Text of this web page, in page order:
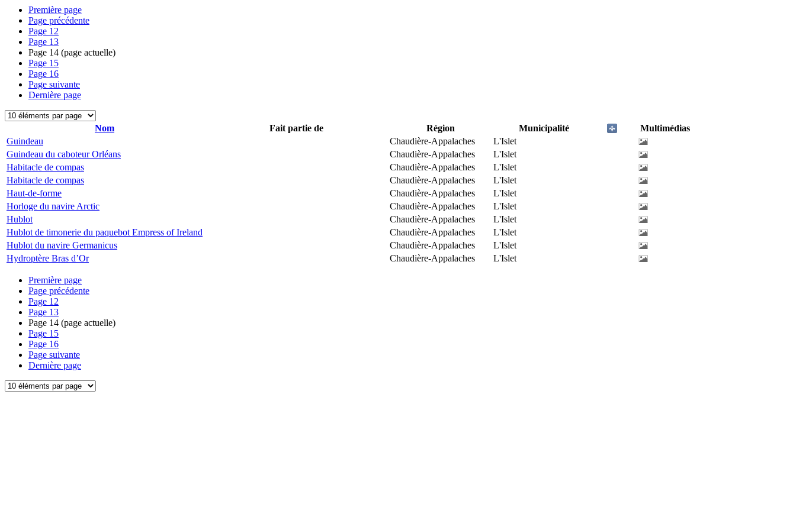
Première page
Page précédente
Page 12
Page 13
Page 14 (page actuelle)
Page 15
Page 16
Page suivante
Dernière page
Nom Fait partie de Région Municipalité
Multimédias
Guindeau
Chaudière-Appalaches
L'Islet
Guindeau du caboteur Orléans
Chaudière-Appalaches
L'Islet
Habitacle de compas
Chaudière-Appalaches
L'Islet
Habitacle de compas
Chaudière-Appalaches
L'Islet
Haut-de-forme
Chaudière-Appalaches
L'Islet
Horloge du navire Arctic
Chaudière-Appalaches
L'Islet
Hublot
Chaudière-Appalaches
L'Islet
Hublot de timonerie du paquebot Empress of Ireland
Chaudière-Appalaches
L'Islet
Hublot du navire Germanicus
Chaudière-Appalaches
L'Islet
Hydroptère Bras d’Or
Chaudière-Appalaches L'Islet
Première page
Page précédente
Page 12
Page 13
Page 14 (page actuelle)
Page 15
Page 16
Page suivante
Dernière page